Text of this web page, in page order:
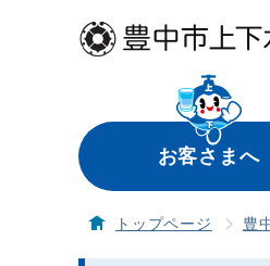
お客さまへ
トップページ 豊